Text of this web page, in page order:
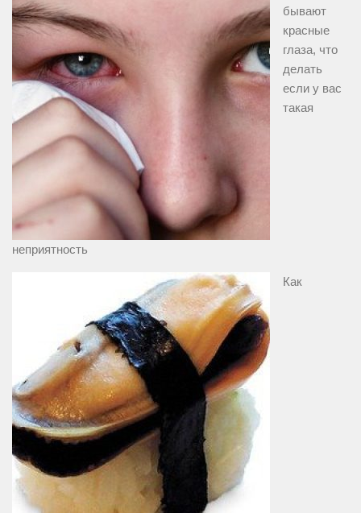
бывают
красные
глаза, что
делать
если у вас
такая
неприятность
Как